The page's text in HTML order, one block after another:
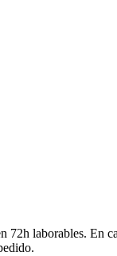
72h laborables. En